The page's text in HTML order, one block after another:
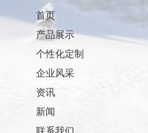
首页
产品展示
个性化定制
企业风采
资讯
新闻